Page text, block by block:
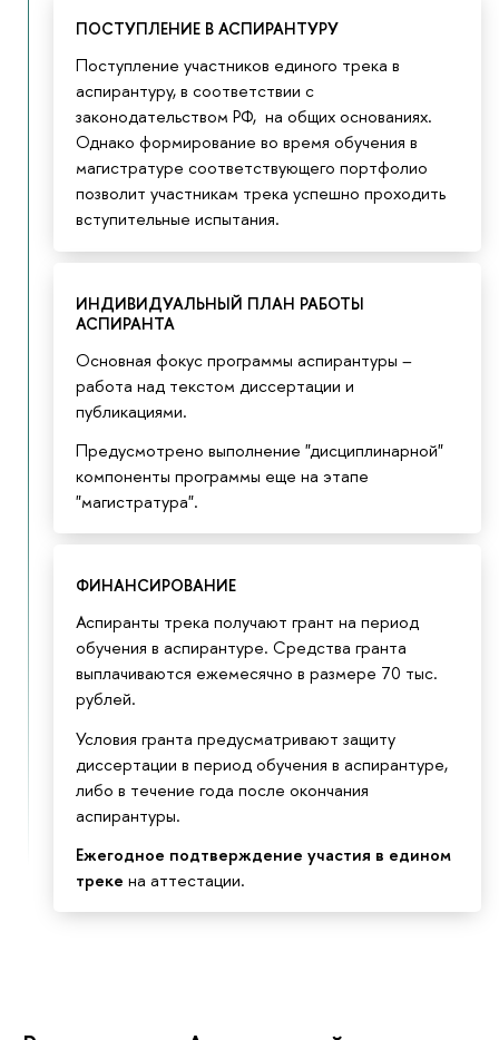
ПОСТУПЛЕНИЕ В АСПИРАНТУРУ
Поступление участников единого трека в
аспирантуру, в соответствии с
законодательством РФ, на общих основаниях.
Однако формирование во время обучения в
магистратуре соответствующего портфолио
позволит участникам трека успешно проходить
вступительные испытания.
ИНДИВИДУАЛЬНЫЙ ПЛАН РАБОТЫ
АСПИРАНТА
Основная фокус программы аспирантуры –
работа над текстом диссертации и
публикациями.
Предусмотрено выполнение "дисциплинарной"
компоненты программы еще на этапе
"магистратура".
ФИНАНСИРОВАНИЕ
Аспиранты трека получают грант на период
обучения в аспирантуре. Средства гранта
выплачиваются ежемесячно в размере 70 тыс.
рублей.
Условия гранта предусматривают защиту
диссертации в период обучения в аспирантуре,
либо в течение года после окончания
аспирантуры.
Ежегодное подтверждение участия в едином
треке на аттестации.